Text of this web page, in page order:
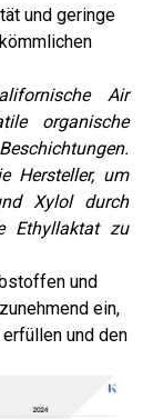
und geringe
Air
organische
Hersteller, um
Xylol durch
Ethyllaktat zu
und
ein,
und den